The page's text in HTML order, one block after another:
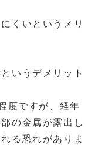
くいというメリ
いうデメリット
度ですが、経年
の金属が露出し
る恐れがありま